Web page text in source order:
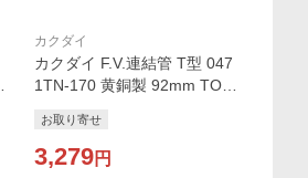
カクダイ
カクダイ F.V.連結管 T型 047
1TN-170 黄銅製 92mm TOT
お取り寄せ
3,279円